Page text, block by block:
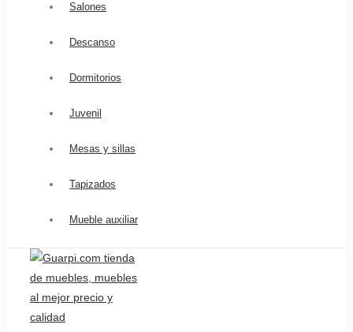
Salones
Descanso
Dormitorios
Juvenil
Mesas y sillas
Tapizados
Mueble auxiliar